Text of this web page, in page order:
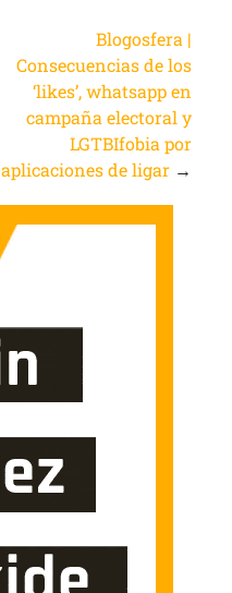
Blogosfera |
Consecuencias de los
‘likes’, whatsapp en
campaña electoral y
LGTBIfobia por
aplicaciones de ligar →